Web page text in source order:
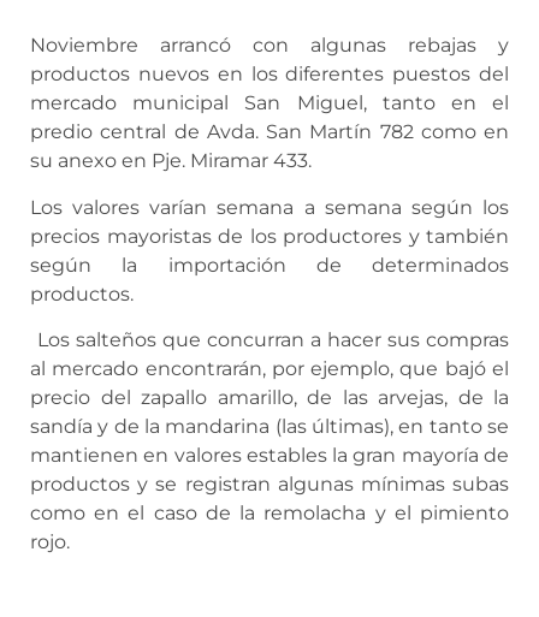
Noviembre arrancó con algunas rebajas y
productos nuevos en los diferentes puestos del
mercado municipal San Miguel, tanto en el
predio central de Avda. San Martín 782 como en
su anexo en Pje. Miramar 433.
Los valores varían semana a semana según los
precios mayoristas de los productores y también
según la importación de determinados
productos.
Los salteños que concurran a hacer sus compras
al mercado encontrarán, por ejemplo, que bajó el
precio del zapallo amarillo, de las arvejas, de la
sandía y de la mandarina (las últimas), en tanto se
mantienen en valores estables la gran mayoría de
productos y se registran algunas mínimas subas
como en el caso de la remolacha y el pimiento
rojo.